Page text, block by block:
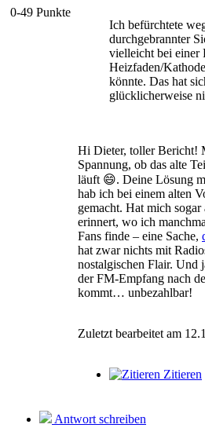
0-49 Punkte
Ich befürchtete
durchgebrannter
vielleicht bei einer
Heizfaden/
könnte. Das hat
glücklicherweise
Hi Dieter, toller Bericht!
Spannung, ob das alte
läuft 😄. Deine Lösung
hab ich bei einem alten
gemacht. Hat mich
erinnert, wo ich
Fans finde – eine Sache,
hat zwar nichts mit
nostalgischen Flair. Und
der FM-Empfang nach
kommt… unbezahlbar!
Zuletzt bearbeitet am
Zitieren
Antwort schreiben